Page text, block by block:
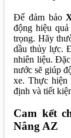
Để đảm bảo
động hiệu
trọng. Hãy
dầu thủy lực.
nhiên liệu.
nước sẽ giúp
xe. Thực hiện
định và tiết
Cam kết
Nâng AZ